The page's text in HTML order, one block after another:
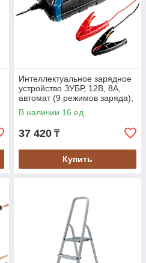
Интеллектуальное зарядное
устройство ЗУБР, 12В, 8A,
автомат (9 режимов заряда),
IP65, серия Проф. (59303)
В наличии 16 ед.
37 420 ₸
Купить